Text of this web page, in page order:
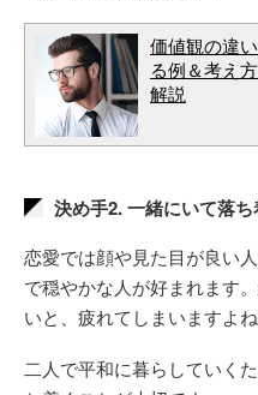
価値観の違
る例＆考え
解説
決め手2. 一緒にいて落ち
恋愛では顔や見た目が良い
で穏やかな人が好まれます
いと、疲れてしまいますよね
二人で平和に暮らしていく